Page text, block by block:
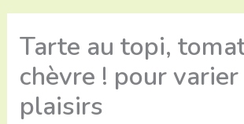
Tarte au topi,
chèvre ! pour
plaisirs